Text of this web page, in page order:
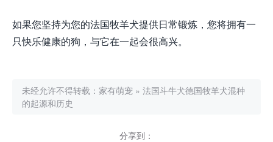
如果您坚持为您的法国牧羊犬提供日常锻炼，您将拥有一
只快乐健康的狗，与它在一起会很高兴。
未经允许不得转载： 家有萌宠 » 法国斗牛犬德国牧羊犬混种
的起源和历史
分享到：